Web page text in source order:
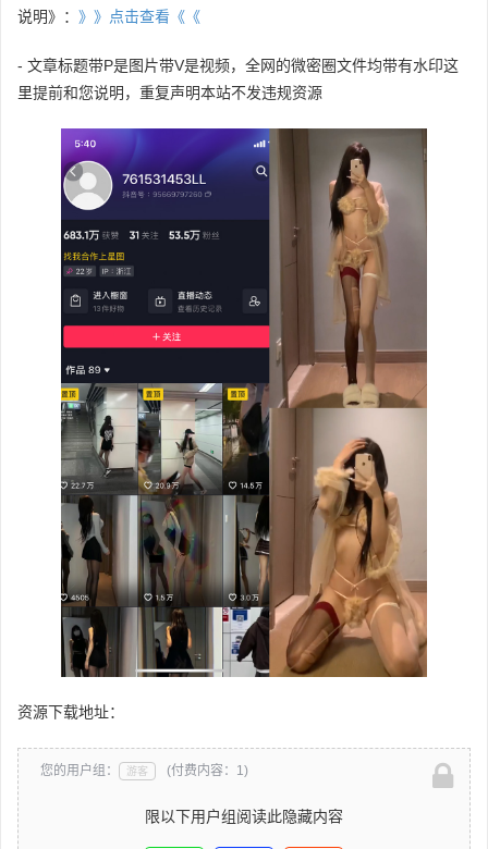
说明》： 》》点击查看《《
- 文章标题带P是图片带V是视频，全网的微密圈文件均带有水印这
里提前和您说明，重复声明本站不发违规资源
资源下载地址：
您的用户组： 游客 (付费内容：1)
限以下用户组阅读此隐藏内容